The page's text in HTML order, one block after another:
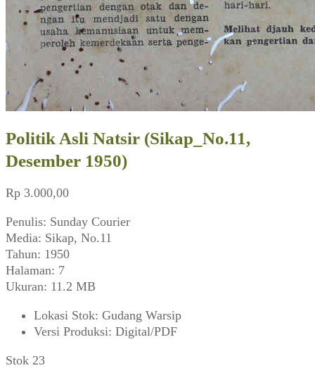
Politik Asli Natsir (Sikap_No.11,
Desember 1950)
Rp 3.000,00
Penulis: Sunday Courier
Media: Sikap, No.11
Tahun: 1950
Halaman: 7
Ukuran: 11.2 MB
Lokasi Stok: Gudang Warsip
Versi Produksi: Digital/PDF
Stok 23